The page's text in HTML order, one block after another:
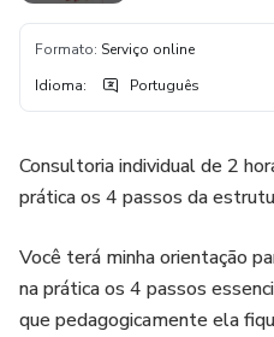
Formato: Serviço online
Idioma: Português
Consultoria individual de 2
prática os 4 passos da
Você terá minha orientação
na prática os 4 passos
que pedagogicamente ela